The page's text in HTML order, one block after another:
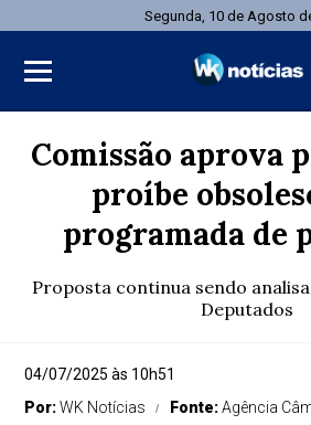
Segunda, 10 de Agosto
Comissão aprova
proíbe
programada de
Proposta continua sendo
Deputados
04/07/2025 às 10h51
Por:WK Notícias Fonte:Agência